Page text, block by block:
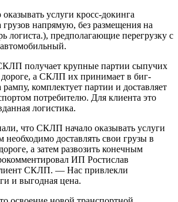
услуги кросс-докинга
грузов напрямую, без размещения на
логиста.), предполагающие перегрузку с
получает крупные партии сыпучих
дороге, а СКЛП их принимает в биг-
комплектует партии и доставляет
потребителю. Для клиента это
логистика.
что СКЛП начало оказывать услуги
необходимо доставлять свои грузы в
а затем развозить конечным
ИП Ростислав
СКЛП. — Нас привлекли
и выгодная цена.